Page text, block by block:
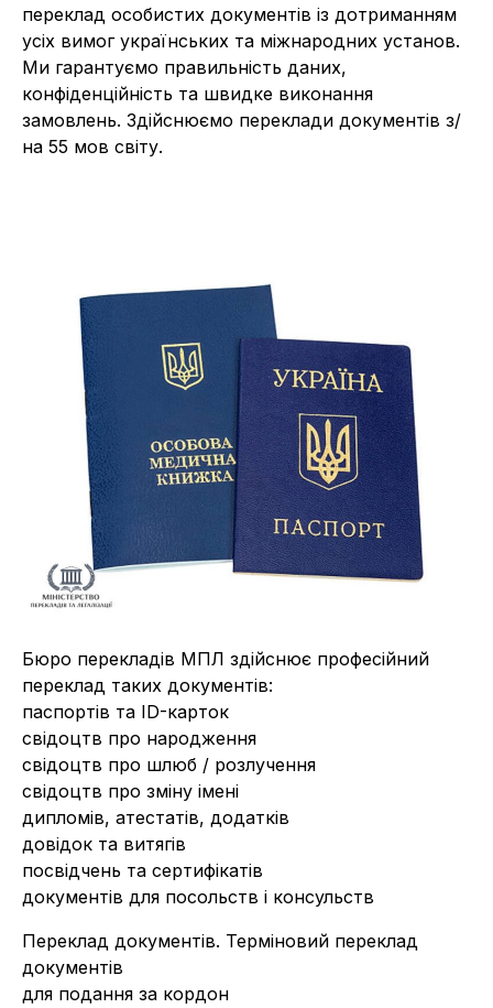
переклад особистих документів із дотриманням
усіх вимог українських та міжнародних установ.
Ми гарантуємо правильність даних,
конфіденційність та швидке виконання
замовлень. Здійснюємо переклади документів з/
на 55 мов світу.
Бюро перекладів МПЛ здійснює професійний
переклад таких документів:
паспортів та ID-карток
свідоцтв про народження
свідоцтв про шлюб / розлучення
свідоцтв про зміну імені
дипломів, атестатів, додатків
довідок та витягів
посвідчень та сертифікатів
документів для посольств і консульств
Переклад документів. Терміновий переклад
документів
для подання за кордон